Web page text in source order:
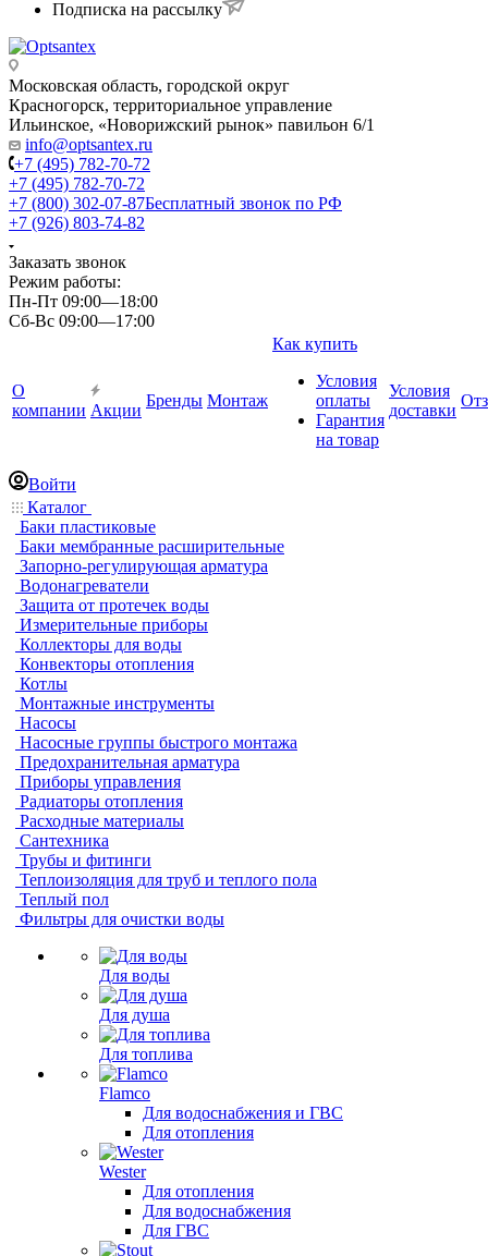
Подписка на рассылку
Московская область, городской округ
Красногорск, территориальное управление
Ильинское, «Новорижский рынок» павильон 6/1
info@optsantex.ru
+7 (495) 782-70-72
+7 (495) 782-70-72
+7 (800) 302-07-87Бесплатный звонок по РФ
+7 (926) 803-74-82
Заказать звонок
Режим работы:
Пн-Пт 09:00—18:00
Сб-Вс 09:00—17:00
О
компании Акции
Бренды Монтаж
Как купить
Условия
оплаты
Гарантия
на товар
Условия
доставки
Войти
Каталог
Баки пластиковые
Баки мембранные расширительные
Запорно-регулирующая арматура
Водонагреватели
Защита от протечек воды
Измерительные приборы
Коллекторы для воды
Конвекторы отопления
Котлы
Монтажные инструменты
Насосы
Насосные группы быстрого монтажа
Предохранительная арматура
Приборы управления
Радиаторы отопления
Расходные материалы
Сантехника
Трубы и фитинги
Теплоизоляция для труб и теплого пола
Теплый пол
Фильтры для очистки воды
Для воды
Для душа
Для топлива
Flamco
Для водоснабжения и ГВС
Для отопления
Wester
Для отопления
Для водоснабжения
Для ГВС